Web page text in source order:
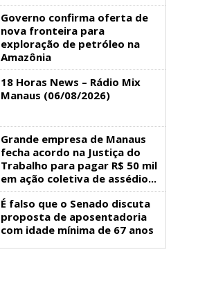
Governo confirma oferta de
nova fronteira para
exploração de petróleo na
Amazônia
18 Horas News​​​​​​​​​​​​ – Rádio Mix
Manaus (06/08/2026)
Grande empresa de Manaus
fecha acordo na Justiça do
Trabalho para pagar R$ 50 mil
em ação coletiva de assédio...
É falso que o Senado discuta
proposta de aposentadoria
com idade mínima de 67 anos